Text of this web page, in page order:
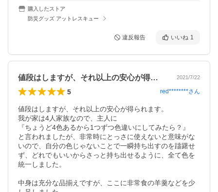
購入したストア
防災グッズ アットレスキュー
違反報告 いいね 1
値段はしますが、それ以上の安心が得られ… 2021/7/22
5 red********さん
値段はしますが、それ以上の安心が得られます。
我が家は4人家族なので、主人に
『ちょうど4色あるから1つずつ色違いにしてみたら？』
と言われましたが、非常時にとっさに使えないと意味がな
いので、自分の色じゃないことで一瞬持ち出すのを躊躇せ
ず、どれでもいいからさっと持ち出せるように、全て色を
統一しました。
中身は充分な品揃えですが、ここに非常食の羊羹などを少